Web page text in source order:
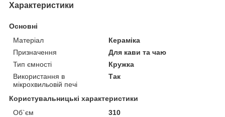
Характеристики
Основні
Матеріал
Кераміка
Призначення
Для кави та чаю
Тип ємності
Кружка
Використання в
мікрохвильовій печі
Так
Користувальницькі характеристики
Об`єм
310